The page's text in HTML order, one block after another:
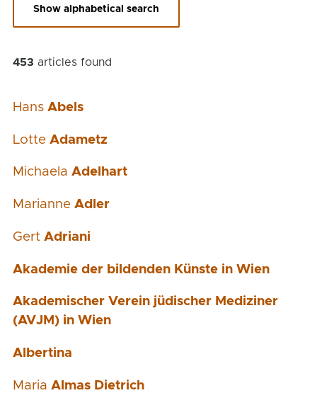
Show alphabetical search
453 articles found
Hans Abels
Lotte Adametz
Michaela Adelhart
Marianne Adler
Gert Adriani
Akademie der bildenden Künste in Wien
Akademischer Verein jüdischer Mediziner
(AVJM) in Wien
Albertina
Maria Almas Dietrich